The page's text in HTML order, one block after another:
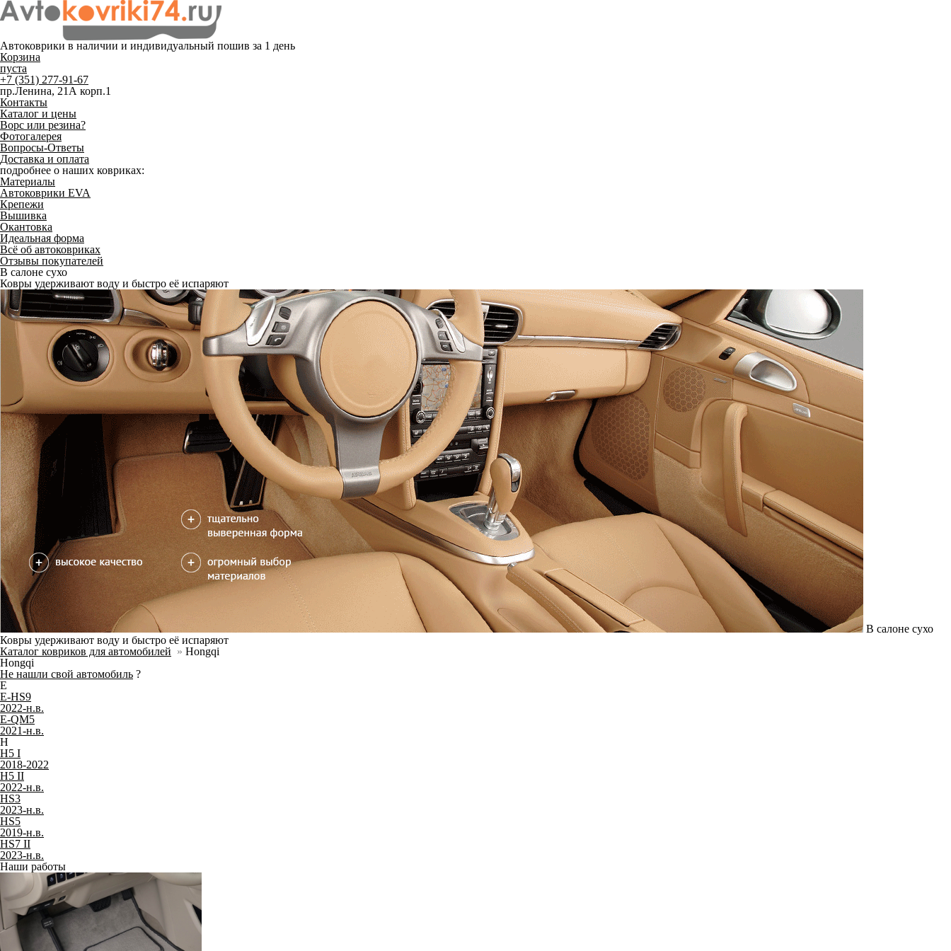
Автоковрики в наличии и индивидуальный пошив за 1 день
Корзина
пуста
+7 (351) 277-91-67
пр.Ленина, 21А корп.1
Контакты
Каталог и цены
Ворс или резина?
Фотогалерея
Вопросы-Ответы
Доставка и оплата
подробнее о наших ковриках:
Материалы
Автоковрики EVA
Крепежи
Вышивка
Окантовка
Идеальная форма
Всё об автоковриках
Отзывы покупателей
В салоне сухо
Ковры удерживают воду и быстро её испаряют
В салоне сухо
Ковры удерживают воду и быстро её испаряют